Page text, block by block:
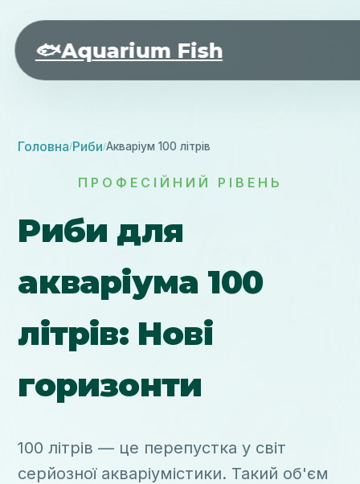
🐟Aquarium Fish
Головна/Риби/Акваріум 100 літрів
ПРОФЕСІЙНИЙ РІВЕНЬ
Риби для
акваріума 100
літрів: Нові
горизонти
100 літрів — це перепустка у світ
серйозної акваріумістики. Такий об'єм